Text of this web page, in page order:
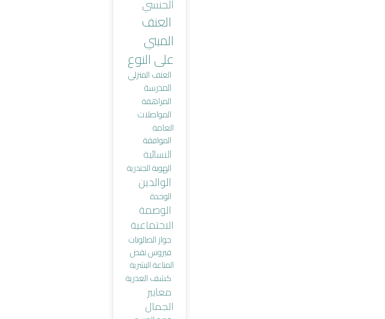
الجنسي
العنف
المبني
على النوع
العنف المنزلي
المدرسة
المراهقة
المواصلات
العامة
الموافقة
النسائية
الهوية الجندرية
الوالدين
الوحدة
الوصمة
الاجتماعية
جواز الصالونات
فيروس نقص
المناعة البشرية
كشف العذرية
معايير
الجمال